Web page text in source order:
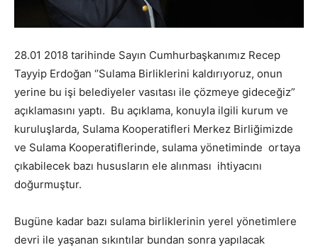
28.01 2018 tarihinde Sayın Cumhurbaşkanımız Recep
Tayyip Erdoğan ‘’Sulama Birliklerini kaldırıyoruz, onun
yerine bu işi belediyeler vasıtası ile çözmeye gideceğiz”
açıklamasını yaptı. Bu açıklama, konuyla ilgili kurum ve
kuruluşlarda, Sulama Kooperatifleri Merkez Birliğimizde
ve Sulama Kooperatiflerinde, sulama yönetiminde ortaya
çıkabilecek bazı hususların ele alınması ihtiyacını
doğurmuştur.
Bugüne kadar bazı sulama birliklerinin yerel yönetimlere
devri ile yaşanan sıkıntılar bundan sonra yapılacak